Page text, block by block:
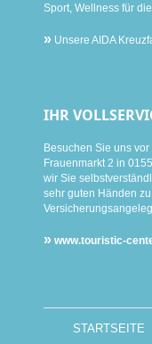
Sport, Wellness für
» Unsere AIDA
IHR
Besuchen Sie uns
Frauenmarkt 2 in
wir Sie
sehr guten Händen
» www.touristic-
STARTSEITE